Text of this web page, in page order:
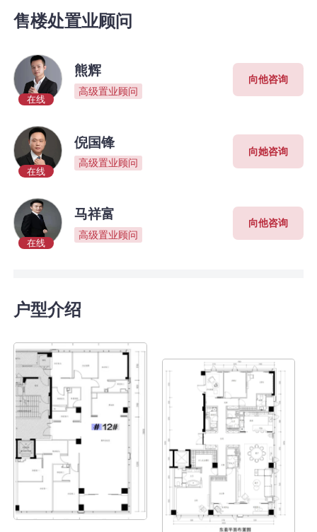
售楼处置业顾问
在线
熊辉
高级置业顾问
向他咨询
在线
倪国锋
高级置业顾问
向她咨询
在线
马祥富
高级置业顾问
向他咨询
户型介绍